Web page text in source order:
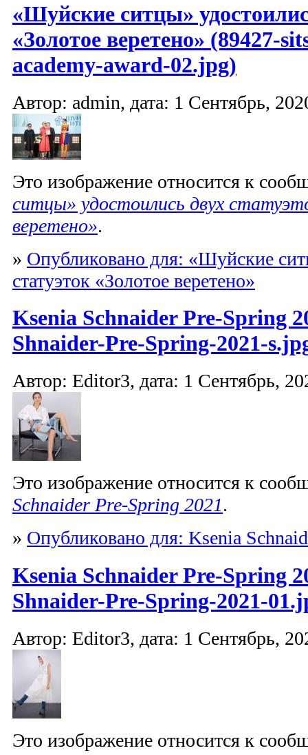
«Шуйские ситцы»
«Золотое веретено» (89427-
academy-award-02.jpg)
Автор: admin, дата: 1 Сентябрь,
Это изображение относится к
ситцы» удостоились двух
веретено».
» Опубликовано для: «Шуйские
статуэток «Золотое веретено»
Ksenia Schnaider Pre-Spring
Shnaider-Pre-Spring-2021-
Автор: Editor3, дата: 1 Сентябрь,
Это изображение относится к
Schnaider Pre-Spring 2021.
» Опубликовано для: Ksenia
Ksenia Schnaider Pre-Spring
Shnaider-Pre-Spring-2021-
Автор: Editor3, дата: 1 Сентябрь,
Это изображение относится к